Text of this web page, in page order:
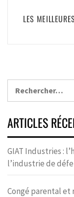
LES
ARTICLES
GIAT Industries :
l’industrie de
Congé parental et